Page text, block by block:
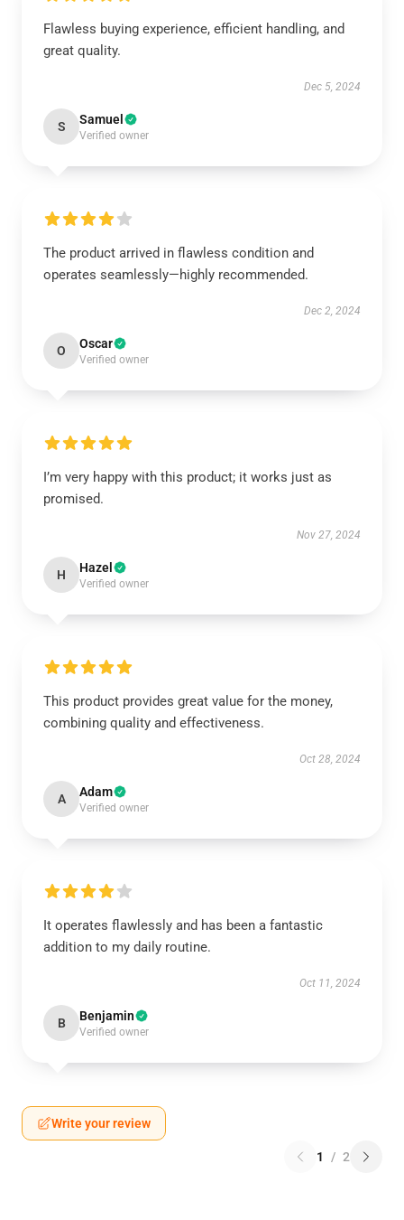
Flawless buying experience, efficient handling, and
great quality.
Dec 5, 2024
S Samuel
Verified owner
The product arrived in flawless condition and
operates seamlessly—highly recommended.
Dec 2, 2024
O Oscar
Verified owner
I’m very happy with this product; it works just as
promised.
Nov 27, 2024
H Hazel
Verified owner
This product provides great value for the money,
combining quality and effectiveness.
Oct 28, 2024
A Adam
Verified owner
It operates flawlessly and has been a fantastic
addition to my daily routine.
Oct 11, 2024
B Benjamin
Verified owner
Write your review
1 / 2